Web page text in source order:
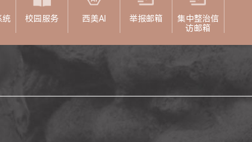
统 校园服务 西美AI 举报邮箱
集中整治信
访邮箱